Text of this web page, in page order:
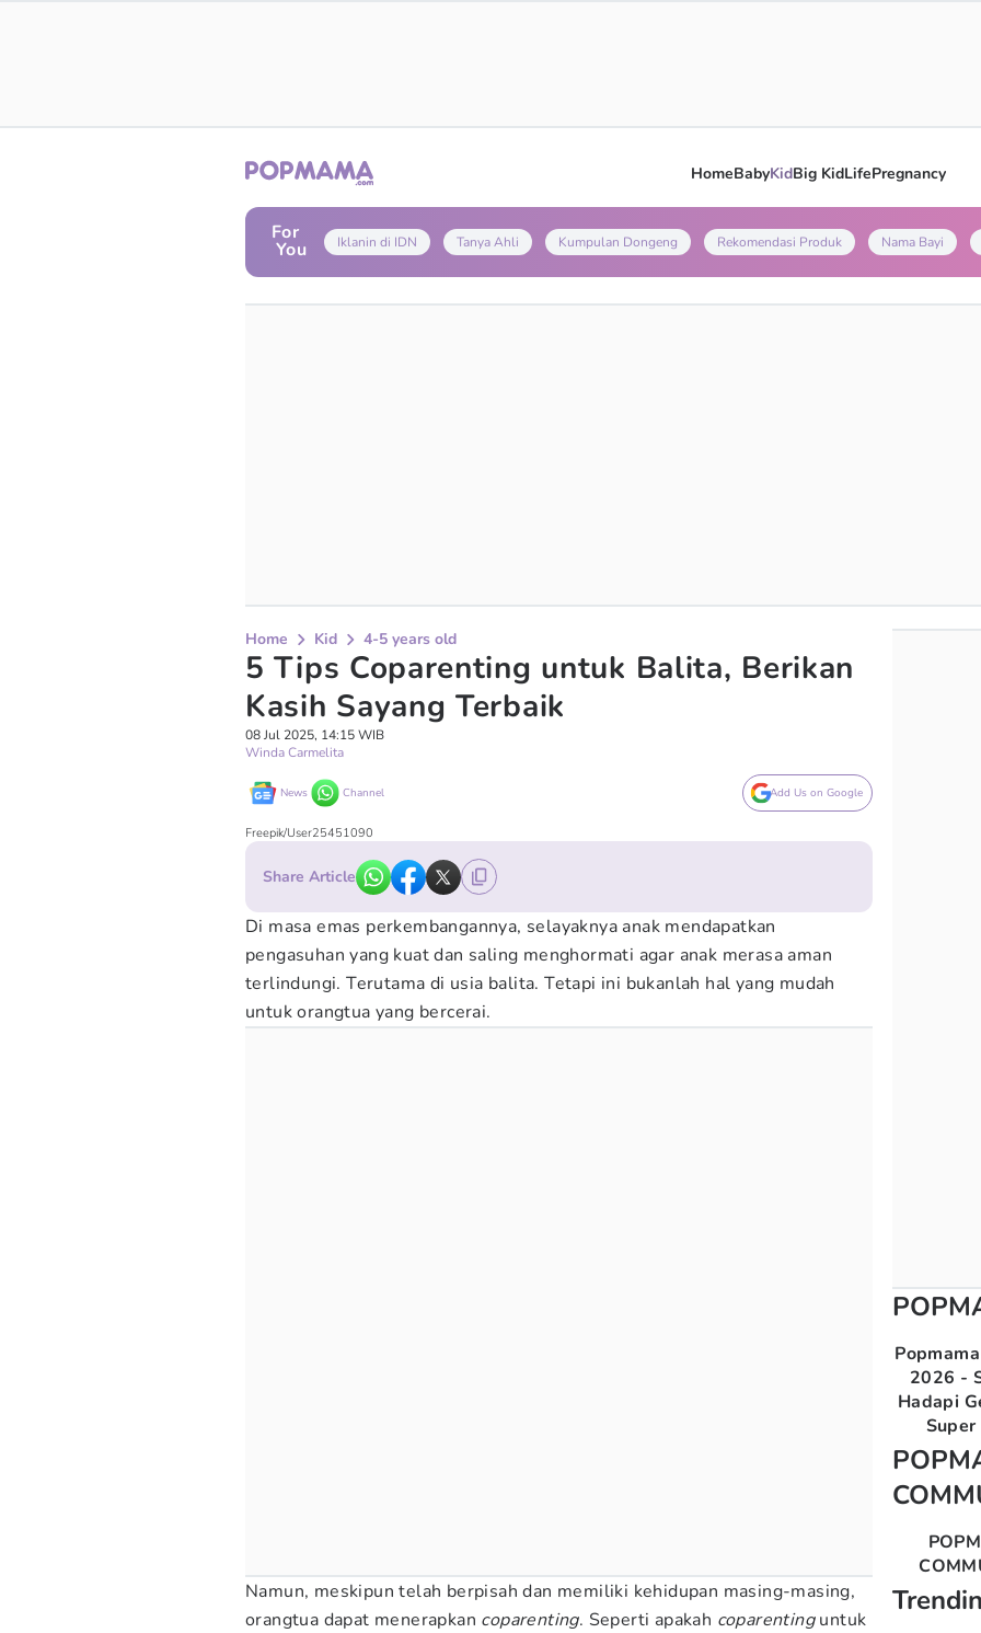
HomeBabyKidBig KidLifePregnancy
For
You Iklanin di IDN Tanya Ahli Kumpulan Dongeng Rekomendasi Produk Nama Bayi
Home Kid 4-5 years old
5 Tips Coparenting untuk Balita, Berikan
Kasih Sayang Terbaik
08 Jul 2025, 14:15 WIB
Winda Carmelita
News Channel Add Us on Google
Freepik/User25451090
Share Article
Di masa emas perkembangannya, selayaknya anak mendapatkan
pengasuhan yang kuat dan saling menghormati agar anak merasa aman
terlindungi. Terutama di usia balita. Tetapi ini bukanlah hal yang mudah
untuk orangtua yang bercerai.
Namun, meskipun telah berpisah dan memiliki kehidupan masing-masing,
orangtua dapat menerapkan coparenting. Seperti apakah coparentinguntuk
2026 -
Hadapi